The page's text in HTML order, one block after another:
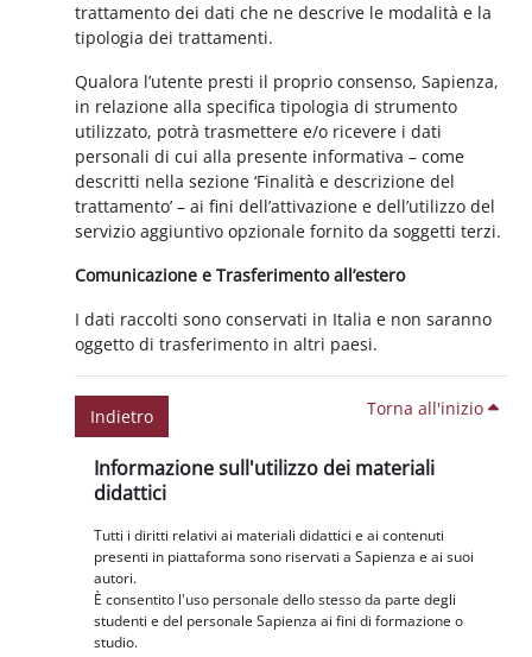
trattamento dei dati che ne descrive le modalità e la
tipologia dei trattamenti.
Qualora l’utente presti il proprio consenso, Sapienza,
in relazione alla specifica tipologia di strumento
utilizzato, potrà trasmettere e/o ricevere i dati
personali di cui alla presente informativa – come
descritti nella sezione ‘Finalità e descrizione del
trattamento’ – ai fini dell’attivazione e dell’utilizzo del
servizio aggiuntivo opzionale fornito da soggetti terzi.
Comunicazione e Trasferimento all’estero
I dati raccolti sono conservati in Italia e non saranno
oggetto di trasferimento in altri paesi.
Indietro Torna all'inizio
Blocchi
Informazione sull'utilizzo dei materiali
didattici
Tutti i diritti relativi ai materiali didattici e ai contenuti
presenti in piattaforma sono riservati a Sapienza e ai suoi
autori.
È consentito l'uso personale dello stesso da parte degli
studenti e del personale Sapienza ai fini di formazione o
studio.